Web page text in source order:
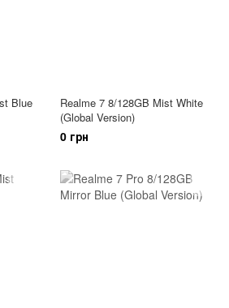
Blue
Realme 7 8/128GB Mist White
(Global Version)
0 грн